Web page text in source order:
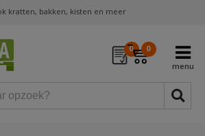
kratten, bakken, kisten en meer
0 0